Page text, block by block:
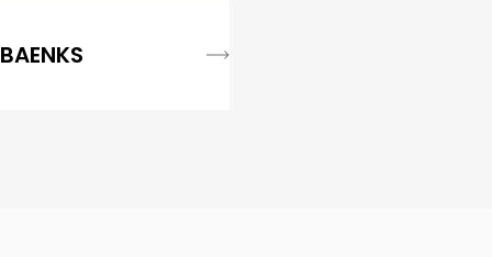
BAENKS